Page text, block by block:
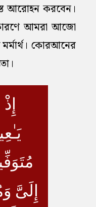
আরোহন করবেন।
আমরা আজো
কোরআনের
إِلَىَّ